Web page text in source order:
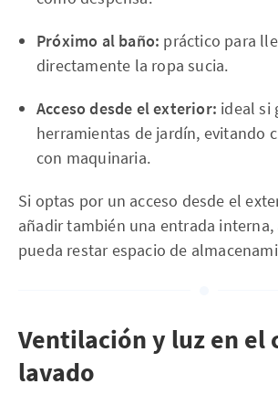
Próximo al baño: práctico para
directamente la ropa sucia.
Acceso desde el exterior: ideal si
herramientas de jardín, evitando
con maquinaria.
Si optas por un acceso desde el
añadir también una entrada interna,
pueda restar espacio de
Ventilación y luz en el
lavado